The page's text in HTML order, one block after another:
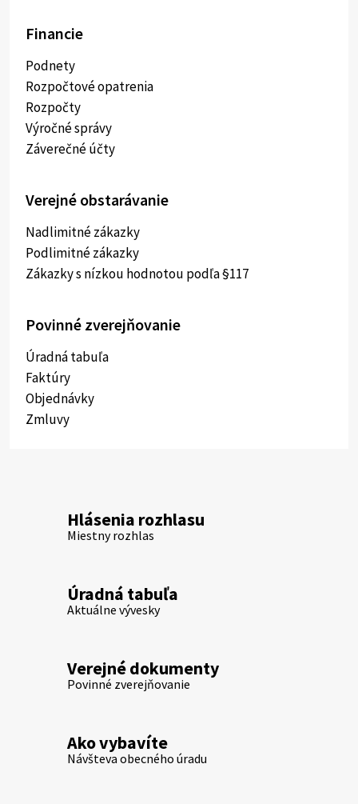
Financie
Podnety
Rozpočtové opatrenia
Rozpočty
Výročné správy
Záverečné účty
Verejné obstarávanie
Nadlimitné zákazky
Podlimitné zákazky
Zákazky s nízkou hodnotou podľa §117
Povinné zverejňovanie
Úradná tabuľa
Faktúry
Objednávky
Zmluvy
Hlásenia rozhlasu
Miestny rozhlas
Úradná tabuľa
Aktuálne vývesky
Verejné dokumenty
Povinné zverejňovanie
Ako vybavíte
Návšteva obecného úradu